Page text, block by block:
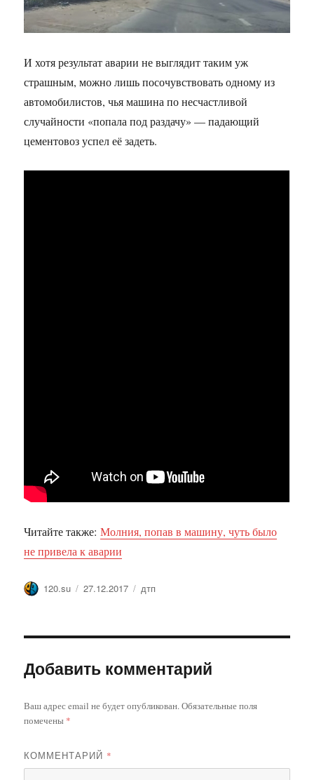
И хотя результат аварии не выглядит таким уж
страшным, можно лишь посочувствовать одному из
автомобилистов, чья машина по несчастливой
случайности «попала под раздачу» — падающий
цементовоз успел её задеть.
Читайте также:Молния, попав в машину, чуть было
не привела к аварии
Автор
120.su Опубликовано
27.12.2017 Метки
дтп
Добавить комментарий
Ваш адрес email не будет опубликован.Обязательные поля
помечены *
КОММЕНТАРИЙ *